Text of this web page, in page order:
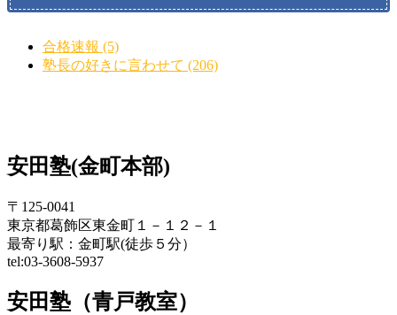
合格速報 (5)
塾長の好きに言わせて (206)
安田塾(金町本部)
〒125-0041
東京都葛飾区東金町１－１２－１
最寄り駅：金町駅(徒歩５分）
tel:03-3608-5937
安田塾（青戸教室）